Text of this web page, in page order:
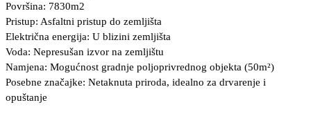
Površina: 7830m2
Pristup: Asfaltni pristup do zemljišta
Električna energija: U blizini zemljišta
Voda: Nepresušan izvor na zemljištu
Namjena: Mogućnost gradnje poljoprivrednog objekta (50m²)
Posebne značajke: Netaknuta priroda, idealno za drvarenje i
opuštanje